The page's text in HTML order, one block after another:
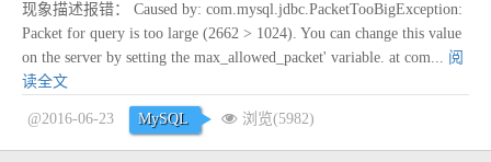
现象描述报错： Caused by: com.mysql.jdbc.PacketTooBigException:
Packet for query is too large (2662 > 1024). You can change this value
on the server by setting the max_allowed_packet' variable. at com... 阅
读全文
@2016-06-23 MySQL 浏览(5982)